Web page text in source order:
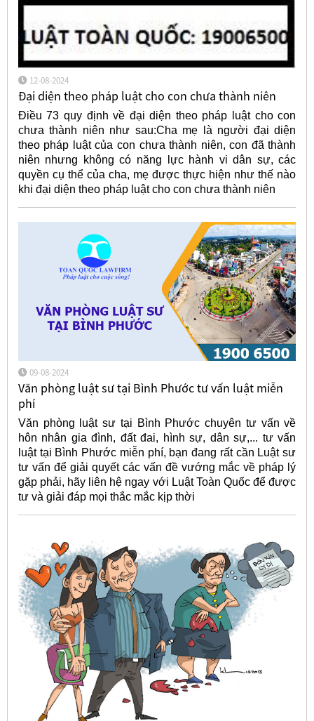
12-08-2024
Đại diện theo pháp luật cho con chưa thành niên
Điều 73 quy định về đại diện theo pháp luật cho con
chưa thành niên như sau:Cha mẹ là người đại diện
theo pháp luật của con chưa thành niên, con đã thành
niên nhưng không có năng lực hành vi dân sự, các
quyền cụ thể của cha, mẹ được thực hiện như thế nào
khi đại diện theo pháp luật cho con chưa thành niên
09-08-2024
Văn phòng luật sư tại Bình Phước tư vấn luật miễn
phí
Văn phòng luật sư tại Bình Phước chuyên tư vấn về
hôn nhân gia đình, đất đai, hình sự, dân sự,... tư vấn
luật tại Bình Phước miễn phí, bạn đang rất cần Luật sư
tư vấn để giải quyết các vấn đề vướng mắc về pháp lý
gặp phải, hãy liên hệ ngay với Luật Toàn Quốc để được
tư và giải đáp mọi thắc mắc kịp thời